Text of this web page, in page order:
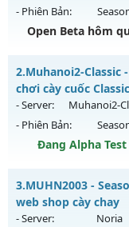
- Phiên Bản:
Open Beta hôm
MU ATLANS - Reset
Mu mới ra tháng 08
vào 22h ngày 05/08/
Exp: 100x - Drop:
Kiểu reset: Reset In
Antihack: Shark
2.Muhanoi2-Classic
chơi cày cuốc
- Server: Muhanoi2-
- Phiên Bản:
Đang Alpha Test
Muhanoi2-Classic -
Mu mới ra tháng 08
vào 10h ngày 08/08/
3.MUHN2003 -
web shop cày chay
- Server: Noria